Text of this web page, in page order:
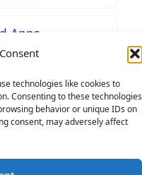
technologies like cookies to
Consenting to these technologies
behavior or unique IDs on
consent, may adversely affect
Apps
Inhalten
Links: Beim